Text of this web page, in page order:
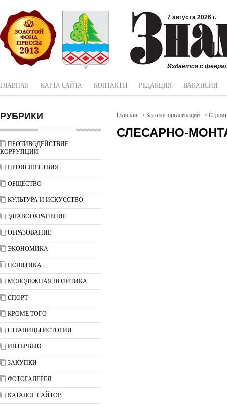
7 августа 2026 г.
Издается с
ГЛАВНАЯ КАРТА САЙТА КОНТАКТЫ РЕДАКЦИЯ ВАКАНСИИ
РУБРИКИ
ПРОТИВОДЕЙСТВИЕ
КОРРУПЦИИ
ПРОИСШЕСТВИЯ
ОБЩЕСТВО
КУЛЬТУРА И ИСКУССТВО
ЗДРАВООХРАНЕНИЕ
ОБРАЗОВАНИЕ
ЭКОНОМИКА
ПОЛИТИКА
МОЛОДЁЖНАЯ ПОЛИТИКА
СПОРТ
КРОМЕ ТОГО
СТРАНИЦЫ ИСТОРИИ
ИНТЕРВЬЮ
ЗАКУПКИ
ФОТОГАЛЕРЕЯ
КАТАЛОГ САЙТОВ
Главная Каталог организаций
СЛЕСАРНО-